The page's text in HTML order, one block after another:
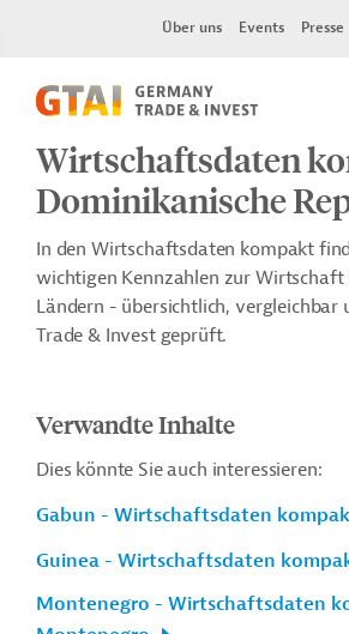
Über uns Events Presse
Wirtschaftsdaten
Dominikanische
In den Wirtschaftsdaten kompakt
wichtigen Kennzahlen zur Wirtschaft
Ländern - übersichtlich, vergleichbar
Trade & Invest geprüft.
Verwandte Inhalte
Dies könnte Sie auch interessieren:
Gabun - Wirtschaftsdaten
Guinea - Wirtschaftsdaten
Montenegro - Wirtschaftsdaten